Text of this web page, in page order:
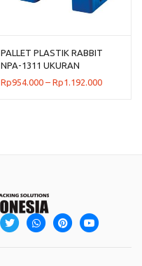
PALLET PLASTIK RABBIT
NPA-1311 UKURAN
130x110x16 CM, JUAL
Rp954.000 – Rp1.192.000Rentang